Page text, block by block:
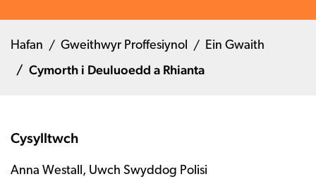
Hafan Gweithwyr Proffesiynol Ein Gwaith
Cymorth i Deuluoedd a Rhianta
Cysylltwch
Anna Westall, Uwch Swyddog Polisi